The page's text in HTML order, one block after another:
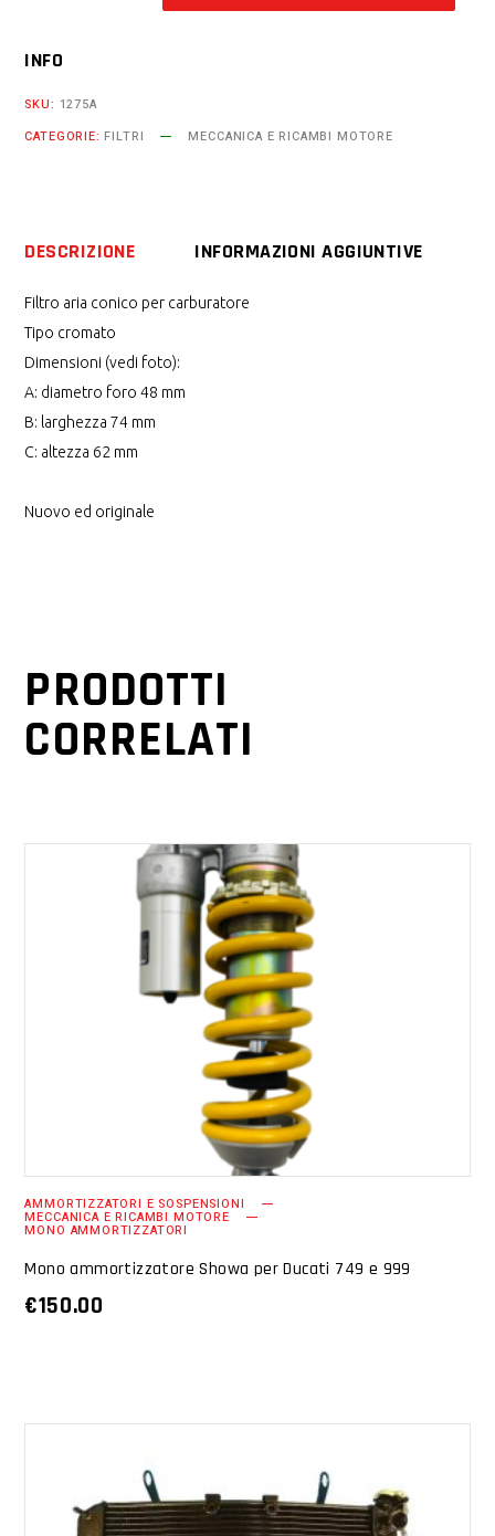
carburatore
INFO
SKU: 1275A
CATEGORIE: FILTRI MECCANICA E RICAMBI MOTORE
DESCRIZIONE INFORMAZIONI AGGIUNTIVE
Filtro aria conico per carburatore
Tipo cromato
Dimensioni (vedi foto):
A: diametro foro 48 mm
B: larghezza 74 mm
C: altezza 62 mm
Nuovo ed originale
PRODOTTI
CORRELATI
AGGIUNGI AL CARRELLO
AMMORTIZZATORI E SOSPENSIONI
MECCANICA E RICAMBI MOTORE
MONO AMMORTIZZATORI
Mono ammortizzatore Showa per Ducati 749 e 999
€150.00